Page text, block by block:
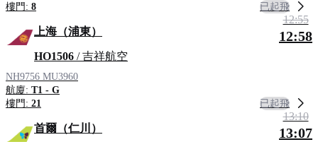
樓門: 8 已起飛
上海（浦東）
HO1506 / 吉祥航空
NH9756 MU3960
航廈: T1 - G
樓門: 21
12:55
12:58
已起飛
首爾（仁川）
13:10
13:07